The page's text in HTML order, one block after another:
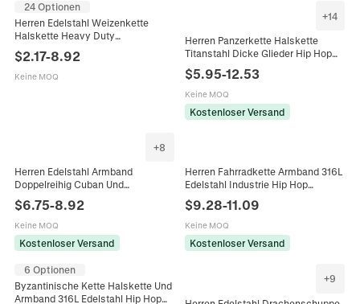
24 Optionen
Herren Edelstahl Weizenkette
Halskette Heavy Duty
Drachenknochen Spiga Gewebtes
Glied Elektroplattiert Punk
Schmuck Verschluss
$2.17-8.92
Keine MOQ
+14
Herren Panzerkette Halskette
Titanstahl Dicke Glieder Hip Hop
Punk Stil Klassischer
Modeschmuck Geschenk
$5.95-12.53
Keine MOQ
Kostenloser Versand
+8
Herren Edelstahl Armband
Doppelreihig Cuban Und
Geflochtene Kette Vintage Punk
Rock Stil Mit Magnetverschluss
Schmuck
$6.75-8.92
Keine MOQ
Kostenloser Versand
Herren Fahrradkette Armband 316L
Edelstahl Industrie Hip Hop
Motorrad Stil Armreif Cooles
Schmuckstück
$9.28-11.09
Keine MOQ
Kostenloser Versand
6 Optionen
Byzantinische Kette Halskette Und
Armband 316L Edelstahl Hip Hop
+9